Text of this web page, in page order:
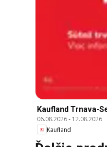
Kaufland Trnava-
06.08.2026- 12.08.2026
Kaufland